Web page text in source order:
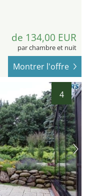
de 134,00 EUR
par chambre et nuit
Montrer l'offre
4